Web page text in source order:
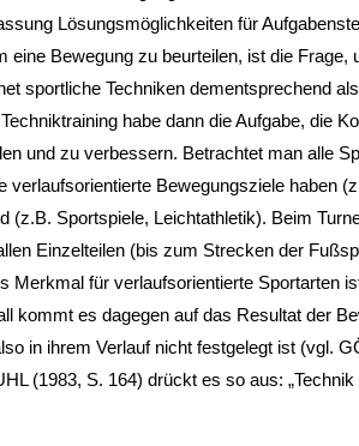
Lösungsmöglichkeiten für
eine Bewegung zu beurteilen, ist die Frage,
sportliche Techniken dementsprechend
habe dann die Aufgabe, die
und zu verbessern. Betrachtet man alle
verlaufsorientierte Bewegungsziele haben
(z.B. Sportspiele, Leichtathletik). Beim
Einzelteilen (bis zum Strecken der
Merkmal für verlaufsorientierte Sportarten
kommt es dagegen auf das Resultat der
in ihrem Verlauf nicht festgelegt ist (vgl.
(1983, S. 164) drückt es so aus: